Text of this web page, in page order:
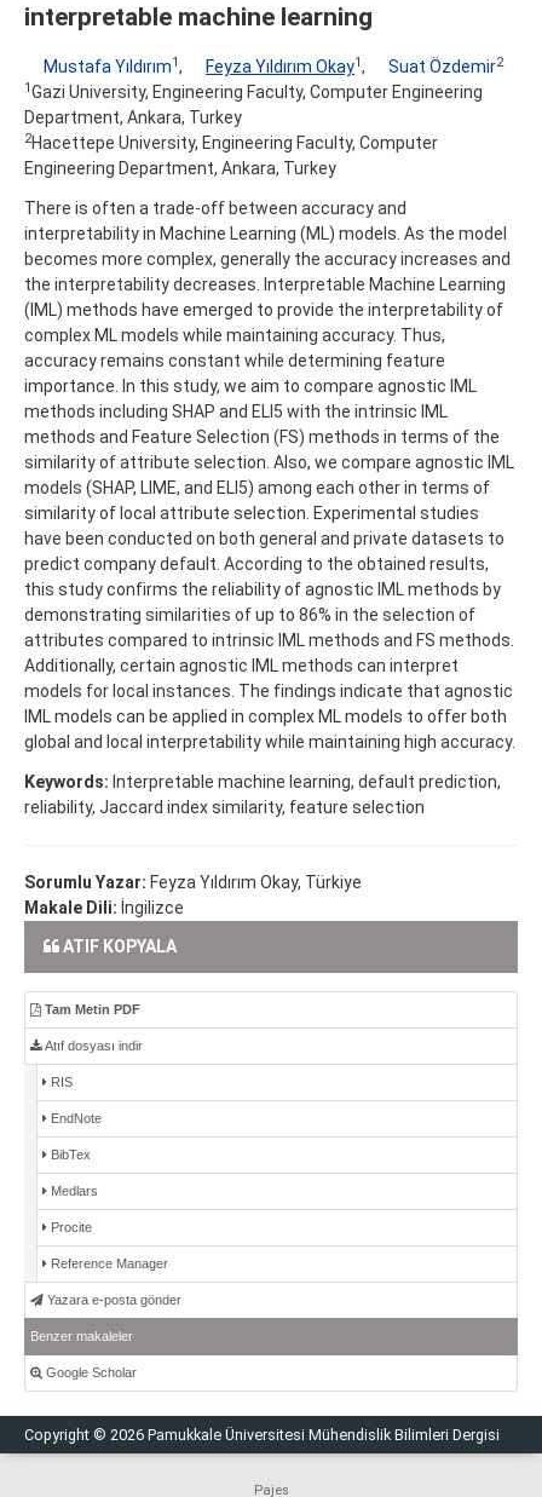
interpretable machine learning
Mustafa Yıldırım1, Feyza Yıldırım Okay1, Suat Özdemir2
1Gazi University, Engineering Faculty, Computer Engineering
Department, Ankara, Turkey
2Hacettepe University, Engineering Faculty, Computer
Engineering Department, Ankara, Turkey
There is often a trade-off between accuracy and
interpretability in Machine Learning (ML) models. As the model
becomes more complex, generally the accuracy increases and
the interpretability decreases. Interpretable Machine Learning
(IML) methods have emerged to provide the interpretability of
complex ML models while maintaining accuracy. Thus,
accuracy remains constant while determining feature
importance. In this study, we aim to compare agnostic IML
methods including SHAP and ELI5 with the intrinsic IML
methods and Feature Selection (FS) methods in terms of the
similarity of attribute selection. Also, we compare agnostic IML
models (SHAP, LIME, and ELI5) among each other in terms of
similarity of local attribute selection. Experimental studies
have been conducted on both general and private datasets to
predict company default. According to the obtained results,
this study confirms the reliability of agnostic IML methods by
demonstrating similarities of up to 86% in the selection of
attributes compared to intrinsic IML methods and FS methods.
Additionally, certain agnostic IML methods can interpret
models for local instances. The findings indicate that agnostic
IML models can be applied in complex ML models to offer both
global and local interpretability while maintaining high accuracy.
Keywords: Interpretable machine learning, default prediction,
reliability, Jaccard index similarity, feature selection
Sorumlu Yazar: Feyza Yıldırım Okay, Türkiye
Makale Dili: İngilizce
ATIF KOPYALA
Tam Metin PDF
Atıf dosyası indir
RIS
EndNote
BibTex
Medlars
Procite
Reference Manager
Yazara e-posta gönder
Benzer makaleler
Google Scholar
Copyright © 2026 Pamukkale Üniversitesi Mühendislik Bilimleri Dergisi
Pajes